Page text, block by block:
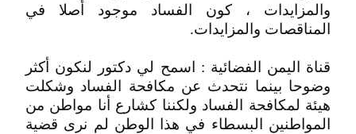
والمزايدات ، كون الفساد موجود أصلا في
المناقصات والمزايدات.
قناة اليمن الفضائية : اسمح لي دكتور لنكون أكثر
وضوحا بينما نتحدث عن مكافحة الفساد وشكلت
هيئة لمكافحة الفساد ولكننا كشارع أنا مواطن من
المواطنين البسطاء في هذا الوطن لم نرى قضية